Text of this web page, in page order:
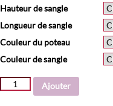
Hauteur de sangle
Longueur de sangle
Couleur du poteau
Couleur de sangle
quantité
Ajouter